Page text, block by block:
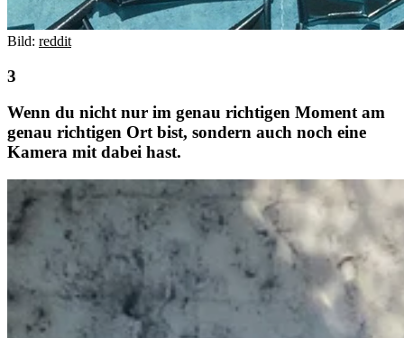
Bild: reddit
Wenn du nicht nur im genau richtigen Moment am
genau richtigen Ort bist, sondern auch noch eine
Kamera mit dabei hast.